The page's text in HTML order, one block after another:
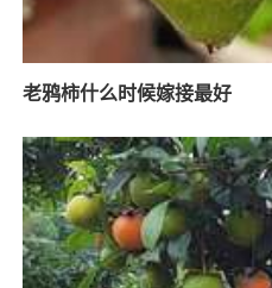
老鸦柿什么时候嫁接最好